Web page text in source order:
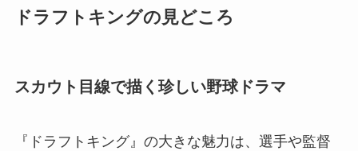
ドラフトキングの見どころ
スカウト目線で描く珍しい野球ドラマ
『ドラフトキング』の大きな魅力は、選手や監督